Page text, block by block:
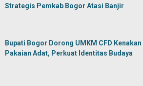
Strategis Pemkab Bogor Atasi Banjir
Bupati Bogor Dorong UMKM CFD Kenakan
Pakaian Adat, Perkuat Identitas Budaya